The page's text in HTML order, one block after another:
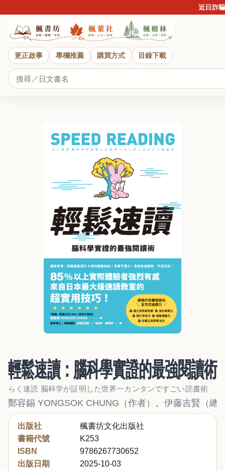
近日詐騙盛
更正啟事 專欄推薦 購買方式 目錄下載
輕鬆速讀：腦科學實證的最強閱讀術
らく速読 脳科学が証明した世界一カンタンですごい読書術
鄭容錫 YONGSOK CHUNG（作者） 、 伊藤吉賢（總
出版社
楓書坊文化出版社
書籍代號
K253
ISBN
9786267730652
出版日期
2025-10-03